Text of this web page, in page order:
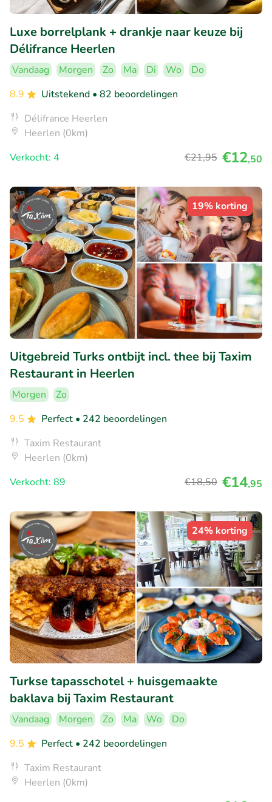
Luxe borrelplank + drankje naar keuze bij
Délifrance Heerlen
Vandaag Morgen Zo Ma Di Wo
Do
8.9
Uitstekend • 82 beoordelingen
Délifrance Heerlen
Heerlen (0km)
Verkocht: 4
€21,95 €12,50
19% korting
Uitgebreid Turks ontbijt incl. thee bij Taxim
Restaurant in Heerlen
Morgen
Zo
9.5
Perfect • 242 beoordelingen
Taxim Restaurant
Heerlen (0km)
Verkocht: 89
€18,50 €14,95
24% korting
Turkse tapasschotel + huisgemaakte
baklava bij Taxim Restaurant
Vandaag Morgen Zo Ma Wo
Do
9.5
Perfect • 242 beoordelingen
Taxim Restaurant
Heerlen (0km)